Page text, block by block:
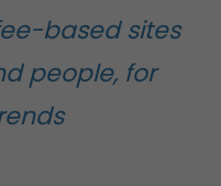
based sites
people, for